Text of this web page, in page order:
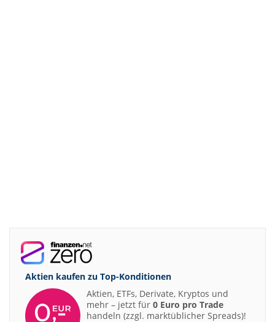
Aktien kaufen zu Top-Konditionen
Aktien, ETFs, Derivate, Kryptos und
mehr – jetzt für 0 Euro pro Trade
handeln (zzgl. marktüblicher Spreads)!